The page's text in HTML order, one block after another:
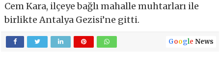
Cem Kara, ilçeye bağlı mahalle muhtarları ile
birlikte Antalya Gezisi’ne gitti.
Google News